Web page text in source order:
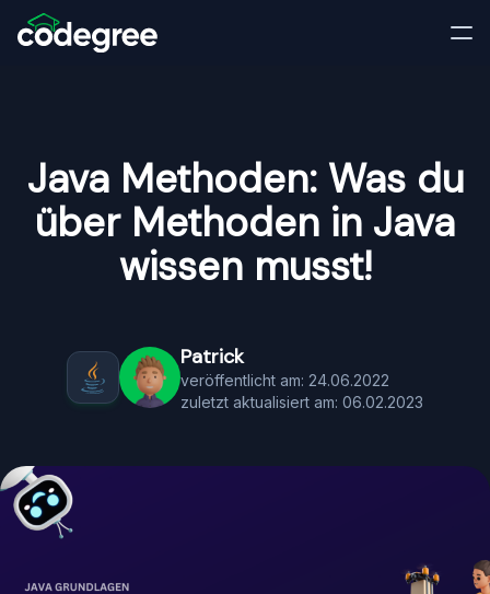
Java Methoden: Was du
über Methoden in Java
wissen musst!
Patrick
veröffentlicht am: 24.06.2022
zuletzt aktualisiert am: 06.02.2023